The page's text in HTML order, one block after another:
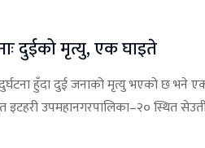
दुईको मृत्यु, एक घाइते
दुर्घटना हुँदा दुई जनाको मृत्यु भएको छ भने
इटहरी उपमहानगरपालिका–२० स्थित